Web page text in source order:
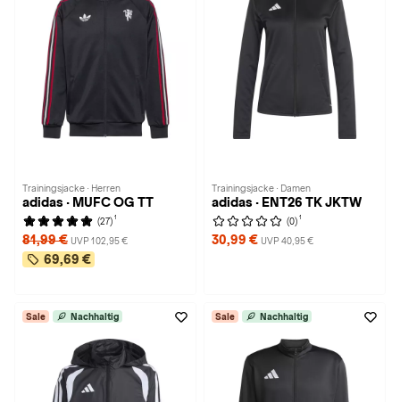
Trainingsjacke · Herren
adidas · MUFC OG TT
(27) 1
81,99 € UVP 102,95 €
69,69 €
Trainingsjacke · Damen
adidas · ENT26 TK JKTW
(0) 1
30,99 € UVP 40,95 €
Sale Nachhaltig Sale Nachhaltig